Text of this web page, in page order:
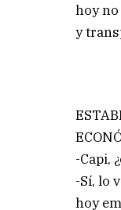
hoy
y
-Capi,
-Sí, lo
hoy